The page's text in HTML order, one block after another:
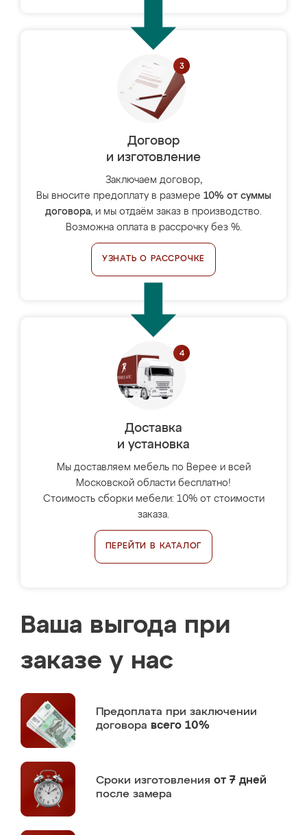
Договор
и изготовление
Заключаем договор,
Вы вносите предоплату в размере 10% от суммы
договора, и мы отдаём заказ в производство.
Возможна оплата в рассрочку без %.
УЗНАТЬ О РАССРОЧКЕ
Доставка
и установка
Мы доставляем мебель по Верее и всей
Московской области бесплатно!
Стоимость сборки мебели: 10% от стоимости
заказа.
ПЕРЕЙТИ В КАТАЛОГ
Ваша выгода при
заказе у нас
Предоплата при заключении
договора всего 10%
Сроки изготовления от 7 дней
после замера